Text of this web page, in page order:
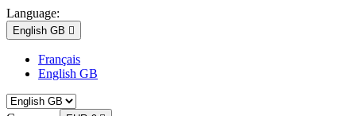
Language:
English GB 
Français
English GB